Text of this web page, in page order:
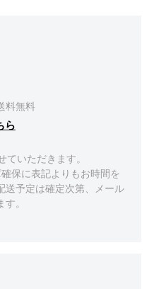
料無料
ら
ていただきます。
保に表記よりもお時間を
送予定は確定次第、メール
。